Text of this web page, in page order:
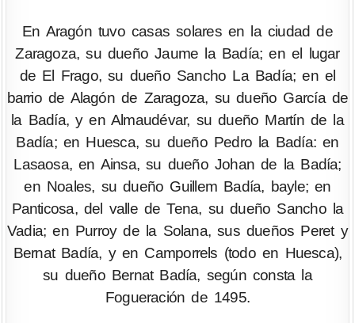
En Aragón tuvo casas solares en la ciudad de
Zaragoza, su dueño Jaume la Badía; en el lugar
de El Frago, su dueño Sancho La Badía; en el
barrio de Alagón de Zaragoza, su dueño García de
la Badía, y en Almaudévar, su dueño Martín de la
Badía; en Huesca, su dueño Pedro la Badía: en
Lasaosa, en Ainsa, su dueño Johan de la Badía;
en Noales, su dueño Guillem Badía, bayle; en
Panticosa, del valle de Tena, su dueño Sancho la
Vadia; en Purroy de la Solana, sus dueños Peret y
Bernat Badía, y en Camporrels (todo en Huesca),
su dueño Bernat Badía, según consta la
Fogueración de 1495.